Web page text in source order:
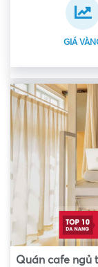
GIÁ
Quán cafe ngủ